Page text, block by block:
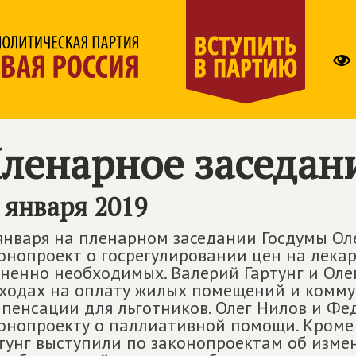
2019
на пленарном заседании Госдумы
о госрегулировании цен на
необходимых. Валерий Гартунг и
на оплату жилых помещений и
для льготников. Олег Нилов и
о паллиативной помощи.
выступили по законопроектам об